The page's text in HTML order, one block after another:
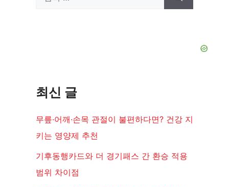
최신 글
무릎·어깨·손목 관절이 불편하다면? 건강 지
키는 영양제 추천
기후동행카드와 더 경기패스 간 환승 적용
범위 차이점